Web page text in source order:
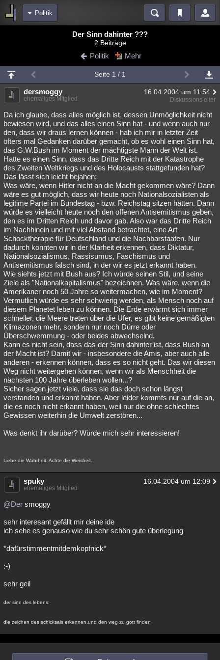
Politik
Blogs
Chat Wiki Neuigkeiten
meine Rubriken
Menschen Wissenschaft Mystery Kriminalfälle
Spiritualität Verschwörungen Technologie Ufologie
Natur Umfragen Unterhaltung
weitere Rubriken
Philosophie Träume Orte Esoterik Literatur
Astronomie Helpdesk Gruppen Gaming Filme
Musik Clash Verbesserungen Allmystery English
Übersichten
Besucht Teilgenommen Alle Neue Geschlossen
Lesenswert Schlüsselwörter
Der Sinn dahinter ???
2 Beiträge
Politik Mehr
Seite 1 / 1
dersmoggy 16.04.2004 um 11:54
ehemaliges Mitglied Diskussionsleiter
Da ich glaube, dass alles möglich ist, dessen Unmöglichkeit nicht
bewiesen wird, und das alles einen Sinn hat - und wenn auch nur
den, dass wir draus lernen können - hab ich mir in letzter Zeit
öfters mal Gedanken darüber gemacht, ob es wohl einen Sinn hat,
das G.W.Bush im Moment der mächtigste Mann der Welt ist.
Hatte es einen Sinn, dass das Dritte Reich mit der Katastrophe
des Zweiten Weltkriegs und des Holocausts stattgefunden hat?
Das lässt sich leicht bejahen:
Was wäre, wenn Hitler nicht an die Macht gekommen wäre? Dann
wäre es gut möglich, dass wir heute noch Nationalsozialisten als
legitime Partei im Bundestag - bzw. Reichstag sitzen hätten. Dann
würde es vielleicht heute noch den offenen Antisemitismus geben,
den es im Dritten Reich und davor gab. Also war das Dritte Reich
im Nachhinein und mit viel Abstand betrachtet, eine Art
Schocktherapie für Deutschland und die Nachbarstaaten. Nur
dadurch konnten wir in der Klarheit erkennen, dass Diktatur,
Nationalsozialismus, Rassisumus, Faschismus und
Antisemitismus falsch sind, in der wir es jetzt erkannt haben.
Wie siehts jetzt mit Bush aus? Ich würde seinen Stil, und seine
Ziele als "Nationalkapitalismus" bezeichnen. Was wäre, wenn die
Amerikaner noch 50 Jahre so weitermachen, wie im Moment?
Vermutlich würde es sehr schwierig werden, als Mensch noch auf
diesem Planetet leben zu können. Die Erde erwärmt sich immer
schneller, die Meere treten über die Ufer, es gibt keine gemäßigten
Klimazonen mehr, sondern nur noch Dürre oder
Überschwemmung - oder beides abwechselnd.
Kann es nicht sein, dass das der Sinn dahinter ist, dass Bush an
der Macht ist? Damit wir - insbesondere die Amis, aber auch alle
anderen - erkennen können, dass es so nicht geht. Das wir diesen
Weg nicht weitergehen können, wenn wir als Menschheit die
nächsten 100 Jahre überleben wollen...?
Sicher sagen jetzt viele, dass sie das doch schon längst
verstanden und erkannt haben. Aber leider kommts nur auf die an,
die es noch nicht erkannt haben, weil nur die ohne schlechtes
Gewissen weiterhin die Umwelt zerstören...
Was denkt ihr darüber? Würde mich sehr interessieren!
Liebe die Wahrheit. Achte die Weisheit.
spuky 16.04.2004 um 12:09
ehemaliges Mitglied
@Der smoggy
sehr interesant gefällt mir deine ide
ich sehe es genauso wie du sehr schön gute überlegung
*dafürstimmentmitdemkopfnick*
:-)
sehr geil
der sinn des lebens:
die zeichen des schicksals erkennen,und den weg zu gott finden